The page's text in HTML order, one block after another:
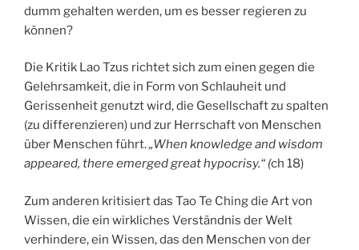
dumm gehalten werden, um es besser regieren zu
können?
Die Kritik Lao Tzus richtet sich zum einen gegen die
Gelehrsamkeit, die in Form von Schlauheit und
Gerissenheit genutzt wird, die Gesellschaft zu spalten
(zu differenzieren) und zur Herrschaft von Menschen
über Menschen führt.„When knowledge and wisdom
appeared, there emerged great hypocrisy.“ (ch 18)
Zum anderen kritisiert das Tao Te Ching die Art von
Wissen, die ein wirkliches Verständnis der Welt
verhindere, ein Wissen, das den Menschen von der